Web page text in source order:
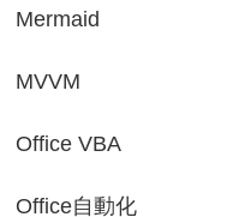
Mermaid
MVVM
Office VBA
Office自動化